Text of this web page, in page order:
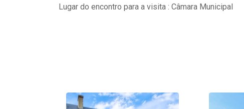
Lugar do encontro para a visita : Câmara Municipal